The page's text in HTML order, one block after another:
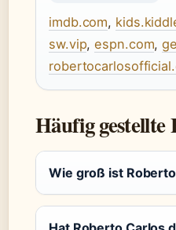
imdb.com,
sw.vip,espn.com,
Häufig gestellte
Wie groß ist